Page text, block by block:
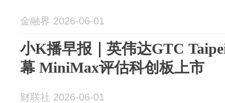
金融界 2026-06-01
小K播早报｜英伟达GTC
幕 MiniMax评估科创板上市
财联社 2026-06-01